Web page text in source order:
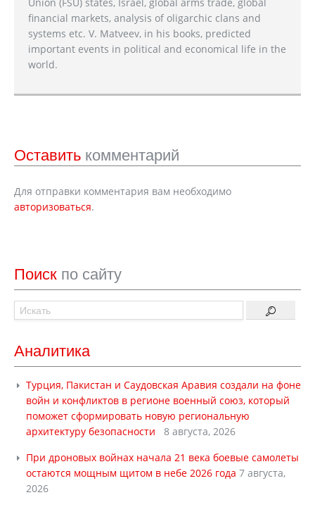
financial markets, analysis of oligarchic clans and
systems etc. V. Matveev, in his books, predicted
important events in political and economical life in the
world.
Оставить комментарий
Для отправки комментария вам необходимо
авторизоваться.
Поиск по сайту
Аналитика
Турция, Пакистан и Саудовская Аравия создали на фоне
войн и конфликтов в регионе военный союз, который
поможет сформировать новую региональную
архитектуру безопасности
8 августа, 2026
При дроновых войнах начала 21 века боевые самолеты
остаются мощным щитом в небе 2026 года 7 августа,
2026